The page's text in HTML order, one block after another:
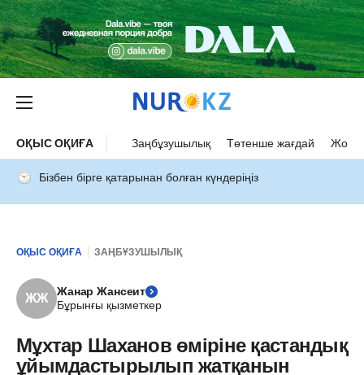
ОҚЫС ОҚИҒА Заңбұзушылық Төтенше жағдай Жол
Бізбен бірге қатарынан болған күндеріңіз
ОҚЫС ОҚИҒА ЗАҢБҰЗУШЫЛЫҚ
ЖЖ
Жанар Жансеит
Бұрынғы қызметкер
Мұхтар Шаханов өміріне қастандық
ұйымдастырылып жатқанын